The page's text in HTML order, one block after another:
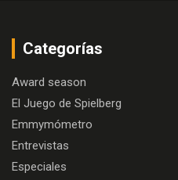
Categorías
Award season
El Juego de Spielberg
Emmymómetro
Entrevistas
Especiales